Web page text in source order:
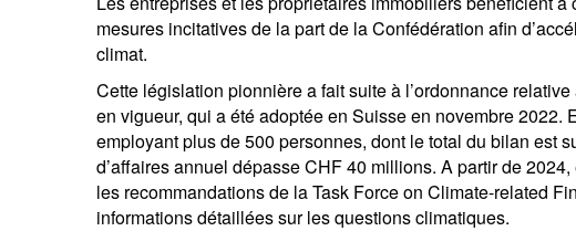
mesures incitatives de la part de la Confédération afin
climat.
Cette législation pionnière a fait suite à l’ordonnance
en vigueur, qui a été adoptée en Suisse en novembre 2022.
employant plus de 500 personnes, dont le total du bilan est
d’affaires annuel dépasse CHF 40 millions. A partir de
les recommandations de la Task Force on Climate-related
informations détaillées sur les questions climatiques.